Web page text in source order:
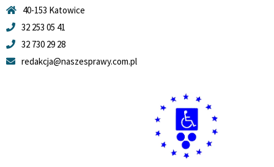
40-153 Katowice
32 253 05 41
32 730 29 28
redakcja@naszesprawy.com.pl